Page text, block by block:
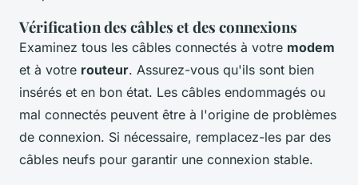
Vérification des câbles et des connexions
Examinez tous les câbles connectés à votre modem
et à votre routeur. Assurez-vous qu'ils sont bien
insérés et en bon état. Les câbles endommagés ou
mal connectés peuvent être à l'origine de problèmes
de connexion. Si nécessaire, remplacez-les par des
câbles neufs pour garantir une connexion stable.